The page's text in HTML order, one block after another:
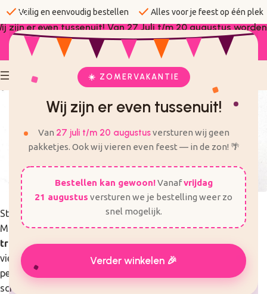
☀️ ZOMERVAKANTIE
Wij zijn er even tussenuit!
Van 27 juli t/m 20 augustusversturen wij geen
pakketjes. Ook wij vieren even feest — in de zon! 🌴
Bestellen kan gewoon!Vanafvrijdag
21 augustus versturen we je bestelling weer zo
snel mogelijk.
Verder winkelen 🎉
check Veilig en eenvoudig bestellen check Alles voor je feest op één plek
zijn er even tussenuit! Van 27 Juli t/m 20 augustus worden
er geen bestellingen verzonden.
Stickers voor op een traktatie
Maak elke traktatie extra feestelijk met onze stickers voor
traktaties. Of je nu een verjaardag, geboorte of afscheid
viert: met de juiste sticker geef je jouw traktatie een
persoonlijke en professionele uitstraling. Ideaal voor
schooltraktaties, kinderfeestjes en speciale momenten.